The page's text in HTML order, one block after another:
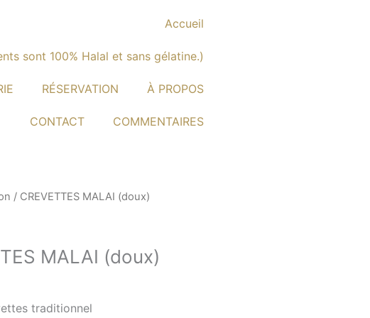
Accueil
sont 100% Halal et sans gélatine.)
RÉSERVATION À PROPOS
CONTACT COMMENTAIRES
/ CREVETTES MALAI (doux)
MALAI (doux)
traditionnel